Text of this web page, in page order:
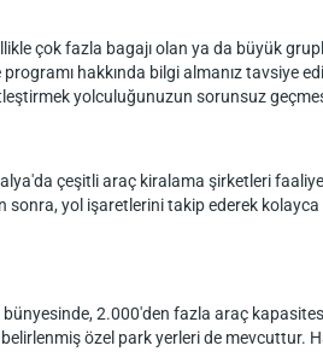
çok fazla bagajı olan ya da büyük
hakkında bilgi almanız tavsiye
yolculuğunuzun sorunsuz
çeşitli araç kiralama şirketleri
sonra, yol işaretlerini takip ederek
2.000'den fazla araç
özel park yerleri de mevcuttur.